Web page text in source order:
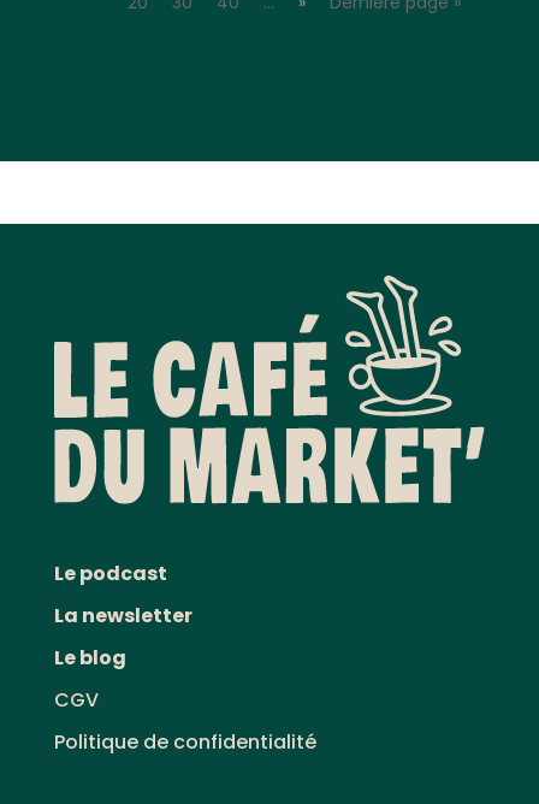
Le podcast
La newsletter
Le blog
CGV
Politique de confidentialité